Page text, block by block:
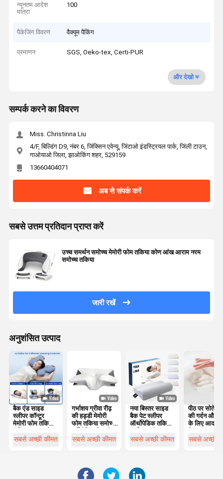
न्यूनतम आदेश
मात्रा
100
पैकेजिंग विवरण वैक्यूम पैकिंग
प्रमाणन SGS, Oeko-tex, Certi-PUR
और देखो
सम्पर्क करने का विवरण
Miss. Christinna Liu
4/F, बिल्डिंग D9, नंबर 6, जिंक्सिन एवेन्यू, जिंटाओ इंडस्ट्रियल पार्क, जिंली टाउन,
गाओयाओ जिला, झाओकिंग शहर, 529159
13660404071
अब से संपर्क करें
सबसे उत्तम प्रतिदान प्राप्त करें
उच्च समर्थन समोच्च मेमोरी फोम तकिया कोण आंख आराम नरम
समोच्च तकिया
जारी रखें
अनुशंसित उत्पाद
बैक एंड साइड
स्लीपर कॉन्टूर
मेमोरी फोम तकिया
साथ मशीन धोने के
सबसे अच्छी कीमत
गर्भाशय ग्रीवा रीढ़
की हड्डी मेमोरी
फोम तकिया समोच्च
के आकार का
सबसे अच्छी कीमत
नया बिस्तर साइड
बैक पेट स्लीपर
ऑर्थोपेडिक तकिया
समोच्च एर्गोनोमिक
सबसे अच्छी कीमत
पीठ पर सोते
की गर्दन और
के लिए आदर्श
सबसे अच्छी